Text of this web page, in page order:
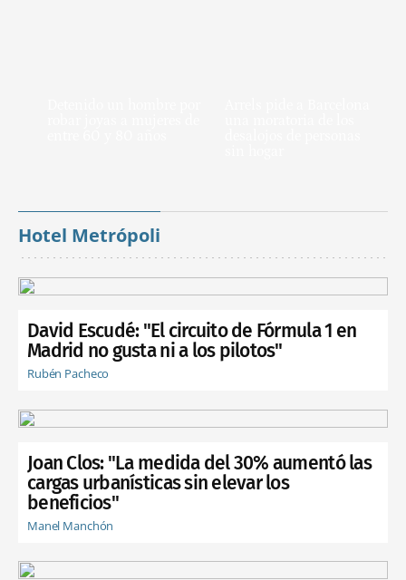
Hotel Metrópoli
David Escudé: "El circuito de Fórmula 1 en
Madrid no gusta ni a los pilotos"
Rubén Pacheco
Joan Clos: "La medida del 30% aumentó las
cargas urbanísticas sin elevar los
beneficios"
Manel Manchón